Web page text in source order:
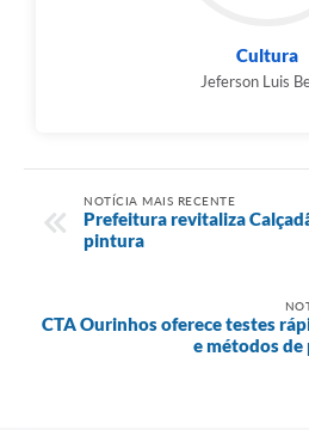
Cultura
Jeferson Luis
NOTÍCIA MAIS RECENTE
Prefeitura revitaliza
pintura
CTA Ourinhos oferece testes
e métodos de